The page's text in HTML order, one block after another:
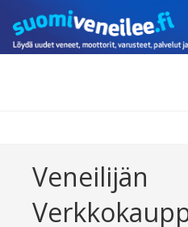
suoraan
sisältöön
Veneilijän